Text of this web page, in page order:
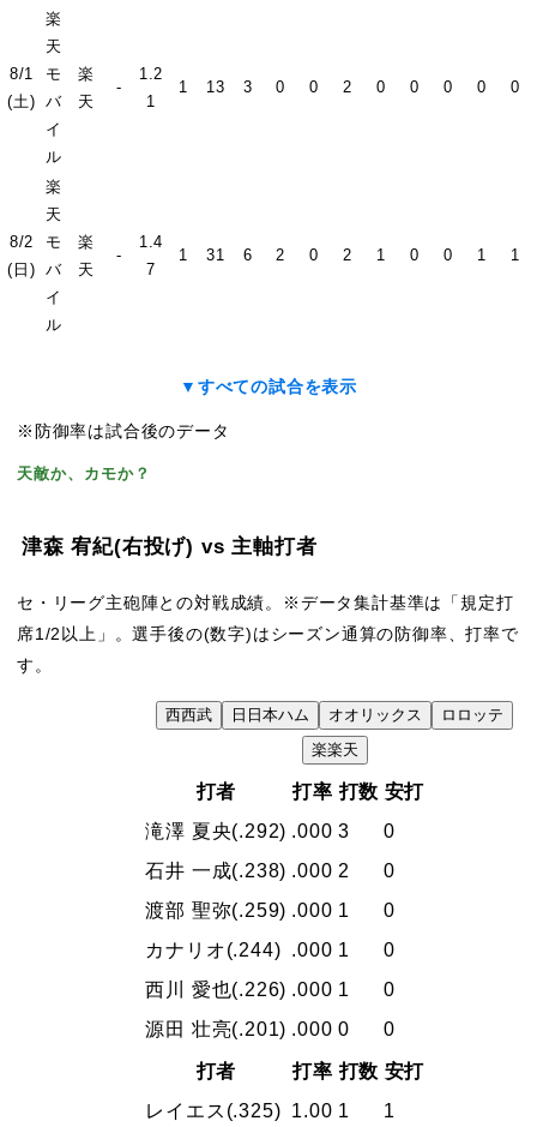
8/1
(土)
楽
天
モ
バ
イ
ル
楽
天
-
1.2
1
1 13 3 0 0 2 0 0 0 0 0
8/2
(日)
楽
天
モ
バ
イ
ル
楽
天
-
1.4
7
1 31 6 2 0 2 1 0 0 1 1
▼すべての試合を表示
※防御率は試合後のデータ
天敵か、カモか？
津森 宥紀(右投げ) vs 主軸打者
セ・リーグ主砲陣との対戦成績。※データ集計基準は「規定打
席1/2以上」。選手後の(数字)はシーズン通算の防御率、打率で
す。
西西武 日 日本ハム オオリックス ロ ロッテ
楽楽天
打者 打率 打数 安打
滝澤 夏央(.292) .000 3
0
石井 一成(.238) .000 2
0
渡部 聖弥(.259) .000 1
0
カナリオ(.244) .000 1
0
西川 愛也(.226) .000 1
0
源田 壮亮(.201) .000 0 0
打者 打率 打数 安打
レイエス (.325) 1.00 1
1